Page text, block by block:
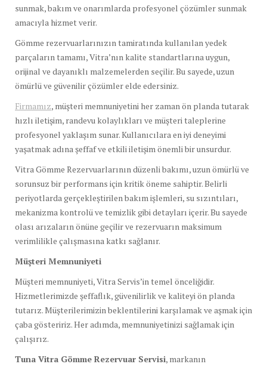
sunmak, bakım ve onarımlarda profesyonel çözümler sunmak
amacıyla hizmet verir.
Gömme rezervuarlarınızın tamiratında kullanılan yedek
parçaların tamamı, Vitra’nın kalite standartlarına uygun,
orijinal ve dayanıklı malzemelerden seçilir. Bu sayede, uzun
ömürlü ve güvenilir çözümler elde edersiniz.
Firmamız, müşteri memnuniyetini her zaman ön planda tutarak
hızlı iletişim, randevu kolaylıkları ve müşteri taleplerine
profesyonel yaklaşım sunar. Kullanıcılara en iyi deneyimi
yaşatmak adına şeffaf ve etkili iletişim önemli bir unsurdur.
Vitra Gömme Rezervuarlarının düzenli bakımı, uzun ömürlü ve
sorunsuz bir performans için kritik öneme sahiptir. Belirli
periyotlarda gerçekleştirilen bakım işlemleri, su sızıntıları,
mekanizma kontrolü ve temizlik gibi detayları içerir. Bu sayede
olası arızaların önüne geçilir ve rezervuarın maksimum
verimlilikle çalışmasına katkı sağlanır.
Müşteri Memnuniyeti
Müşteri memnuniyeti, Vitra Servis’in temel önceliğidir.
Hizmetlerimizde şeffaflık, güvenilirlik ve kaliteyi ön planda
tutarız. Müşterilerimizin beklentilerini karşılamak ve aşmak için
çaba gösteririz. Her adımda, memnuniyetinizi sağlamak için
çalışırız.
Tuna Vitra Gömme Rezervuar Servisi, markanın